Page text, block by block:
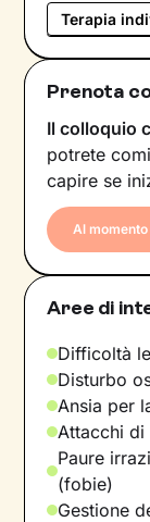
Terapia
Prenota
Il colloquio
potrete
capire se
Al
Aree di
Difficoltà
Disturbo
Ansia per
Attacchi di
Paure
(fobie)
Gestione